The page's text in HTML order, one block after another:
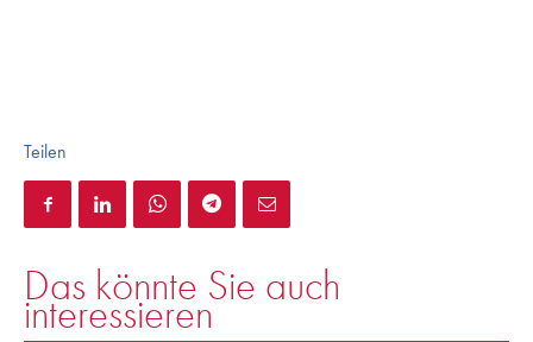
Teilen
Das könnte Sie auch
interessieren